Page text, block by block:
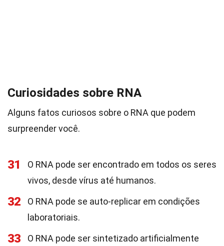
Curiosidades sobre RNA
Alguns fatos curiosos sobre o RNA que podem
surpreender você.
31
O RNA pode ser encontrado em todos os seres
vivos, desde vírus até humanos.
32
O RNA pode se auto-replicar em condições
laboratoriais.
33
O RNA pode ser sintetizado artificialmente